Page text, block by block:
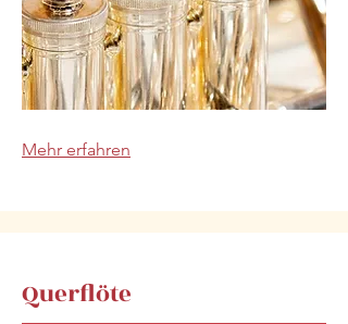
Mehr erfahren
Querflöte